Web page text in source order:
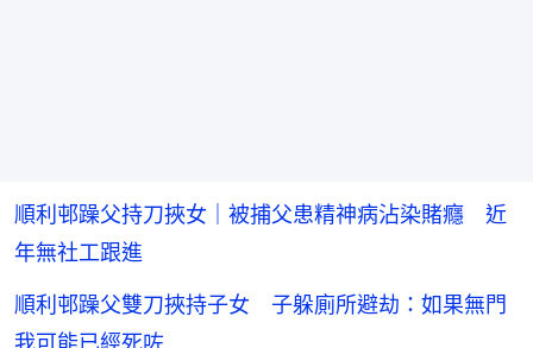
順利邨躁父持刀挾女｜被捕父患精神病沾染賭癮 近
年無社工跟進
順利邨躁父雙刀挾持子女 子躲廁所避劫：如果無門
我可能已經死咗